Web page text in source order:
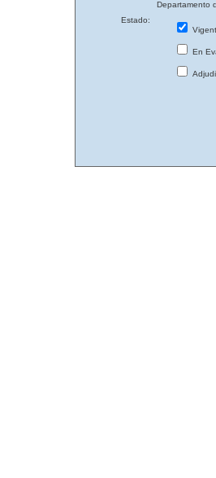
Departamento
Estado:
En